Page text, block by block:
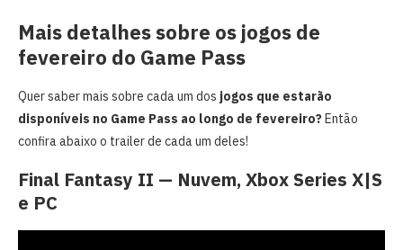
Mais detalhes sobre os jogos de
fevereiro do Game Pass
Quer saber mais sobre cada um dos jogos que estarão
disponíveis no Game Pass ao longo de fevereiro?Então
confira abaixo o trailer de cada um deles!
Final Fantasy II — Nuvem, Xbox Series X|S
e PC